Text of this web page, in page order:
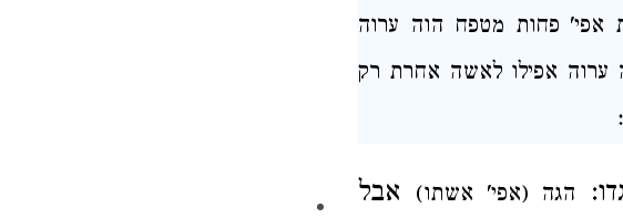
אפי' פחות מטפח הוה ערוה
אפילו לאשה אחרת רק
:
הגה (אפי' אשתו) אבל